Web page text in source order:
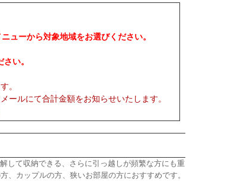
ューから対象地域をお選びください。
い。
。
ールにて合計金額をお知らせいたします。
して収納できる、さらに引っ越しが頻繁な方にも重
カップルの方、狭いお部屋の方におすすめです。